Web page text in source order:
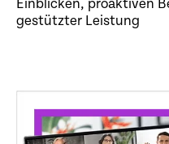
Einblicken, proaktiven
gestützter Leistung